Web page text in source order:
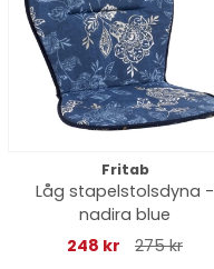
Fritab
Låg stapelstolsdyna -
nadira blue
248 kr
275 kr